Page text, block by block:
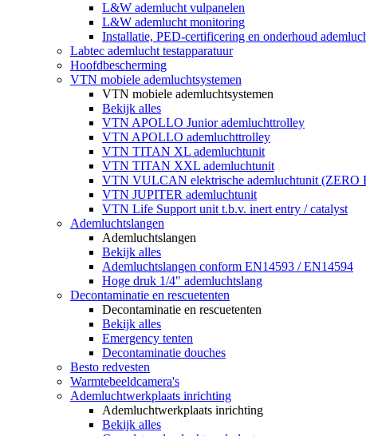
L&W ademlucht vulpanelen
L&W ademlucht monitoring
Installatie, PED-certificering en onderhoud
Labtec ademlucht testapparatuur
Hoofdbescherming
VTN mobiele ademluchtsystemen
VTN mobiele ademluchtsystemen
Bekijk alles
VTN APOLLO Junior ademluchttrolley
VTN APOLLO ademluchttrolley
VTN TITAN XL ademluchtunit
VTN TITAN XXL ademluchtunit
VTN VULCAN elektrische ademluchtunit (ZERO
VTN JUPITER ademluchtunit
VTN Life Support unit t.b.v. inert entry / catalyst
Ademluchtslangen
Ademluchtslangen
Bekijk alles
Ademluchtslangen conform EN14593 / EN14594
Hoge druk 1/4" ademluchtslang
Decontaminatie en rescuetenten
Decontaminatie en rescuetenten
Bekijk alles
Emergency tenten
Decontaminatie douches
Besto redvesten
Warmtebeeldcamera's
Ademluchtwerkplaats inrichting
Ademluchtwerkplaats inrichting
Bekijk alles